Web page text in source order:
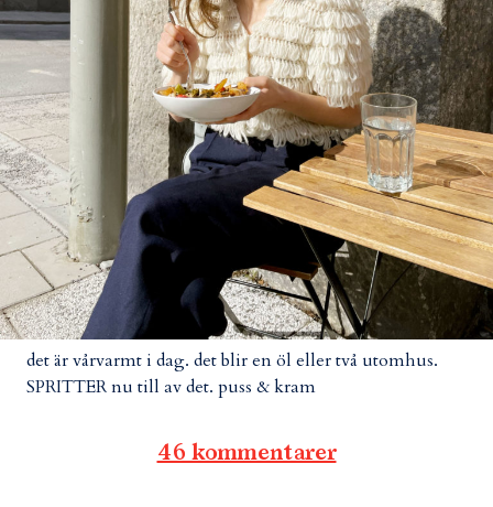
det är vårvarmt i dag. det blir en öl eller två utomhus.
SPRITTER nu till av det. puss & kram
46 kommentarer